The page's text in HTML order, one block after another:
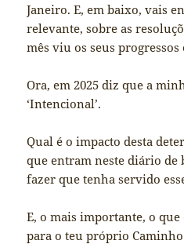
Janeiro. E, em baixo, vais
relevante, sobre as
mês viu os seus progressos
Ora, em 2025 diz que a
‘Intencional’.
Qual é o impacto desta
que entram neste diário de
fazer que tenha servido
E, o mais importante, o
para o teu próprio